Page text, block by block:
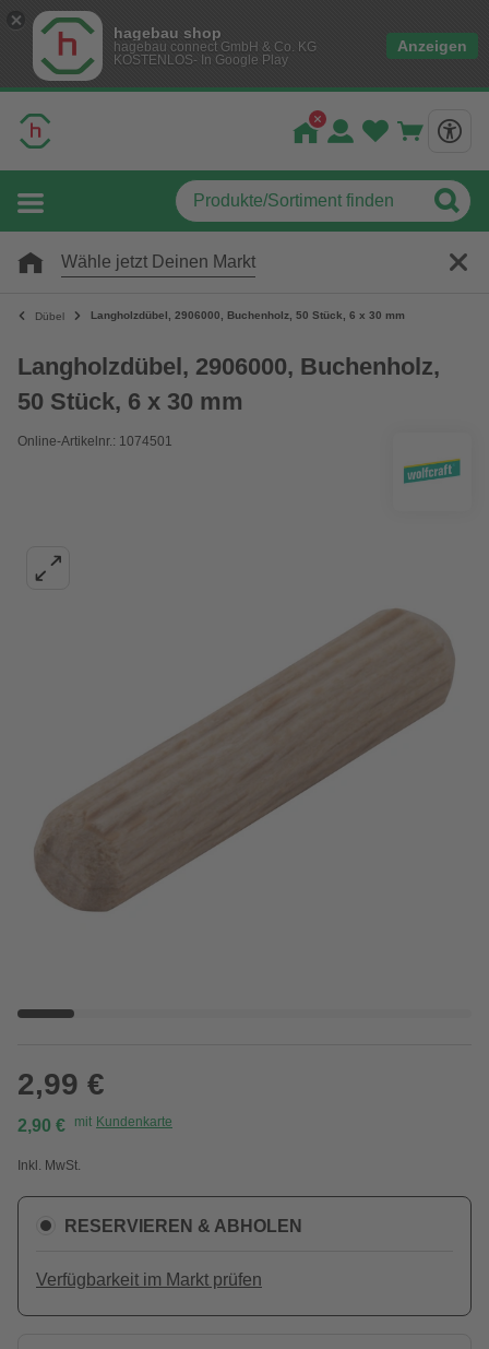
hagebau shop
hagebau connect GmbH & Co. KG
KOSTENLOS- In Google Play
Anzeigen
Wähle jetzt Deinen Markt
Dübel Langholzdübel, 2906000, Buchenholz, 50 Stück, 6 x 30 mm
Langholzdübel, 2906000, Buchenholz,
50 Stück, 6 x 30 mm
Online-Artikelnr.: 1074501
2,99 €
2,90 € mit Kundenkarte
Inkl. MwSt.
RESERVIEREN & ABHOLEN
Verfügbarkeit im Markt prüfen